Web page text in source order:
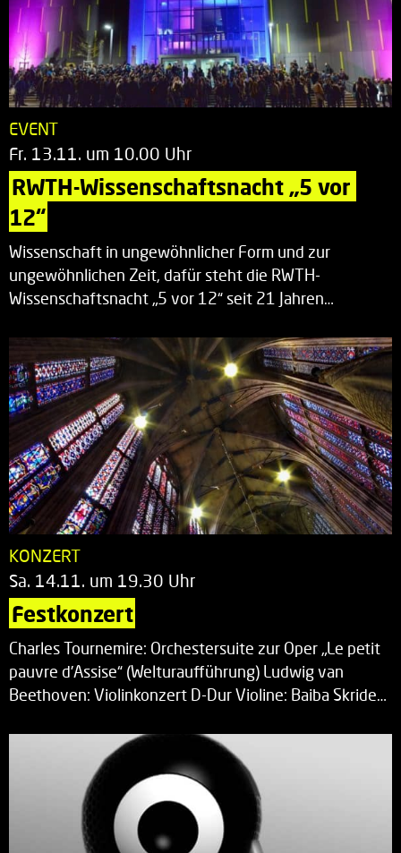
EVENT
Fr. 13.11. um 10.00 Uhr
RWTH-Wissenschaftsnacht „5 vor
12“
Wissenschaft in ungewöhnlicher Form und zur
ungewöhnlichen Zeit, dafür steht die RWTH-
Wissenschaftsnacht „5 vor 12“ seit 21 Jahren…
KONZERT
Sa. 14.11. um 19.30 Uhr
Festkonzert
Charles Tournemire: Orchestersuite zur Oper „Le petit
pauvre d’Assise“ (Welturaufführung) Ludwig van
Beethoven: Violinkonzert D-Dur Violine: Baiba Skride…